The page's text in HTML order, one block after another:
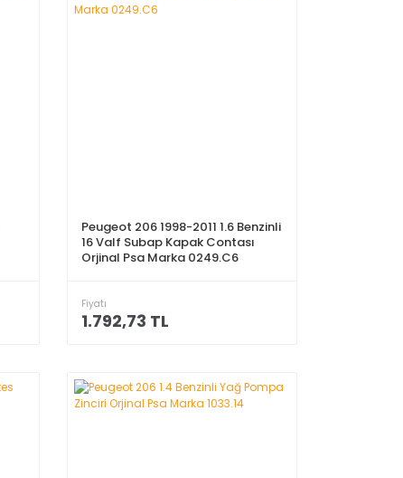
Peugeot 206 1998-2011 1.6 Benzinli
16 Valf Subap Kapak Contası
Orjinal Psa Marka 0249.C6
Fiyatı
1.792,73 TL